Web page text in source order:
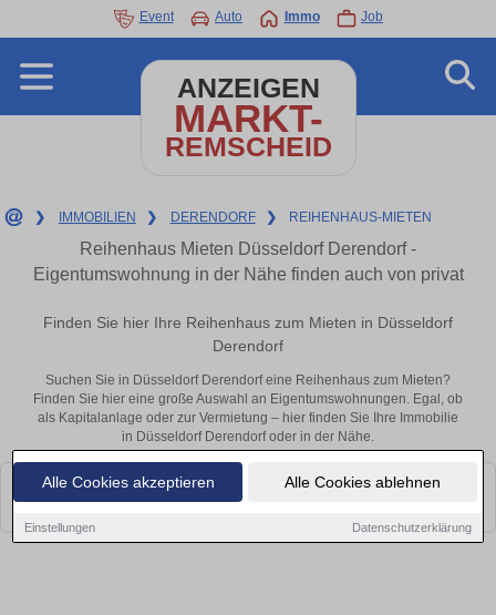
Alle Cookies akzeptieren Alle Cookies ablehnen
Einstellungen Datenschutzerklärung
Event Auto Immo Job
ANZEIGEN
MARKT-
REMSCHEID
❯ IMMOBILIEN ❯ DERENDORF ❯ REIHENHAUS-MIETEN
Reihenhaus Mieten Düsseldorf Derendorf -
Eigentumswohnung in der Nähe finden auch von privat
Finden Sie hier Ihre Reihenhaus zum Mieten in Düsseldorf
Derendorf
Suchen Sie in Düsseldorf Derendorf eine Reihenhaus zum Mieten?
Finden Sie hier eine große Auswahl an Eigentumswohnungen. Egal, ob
als Kapitalanlage oder zur Vermietung – hier finden Sie Ihre Immobilie
in Düsseldorf Derendorf oder in der Nähe.
Leider konnten wir derzeit keine passenden Objekte finden. Schauen Sie
bald wieder vorbei!